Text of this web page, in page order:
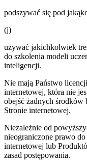
podszywać się pod
(j)
używać jakichkolwiek
do szkolenia modeli
inteligencji.
Nie mają Państwo
internetowej, która nie
obejść żadnych środków
Stronie internetowej.
Niezależnie od
nieograniczone prawo
internetowej lub
zasad postępowania.